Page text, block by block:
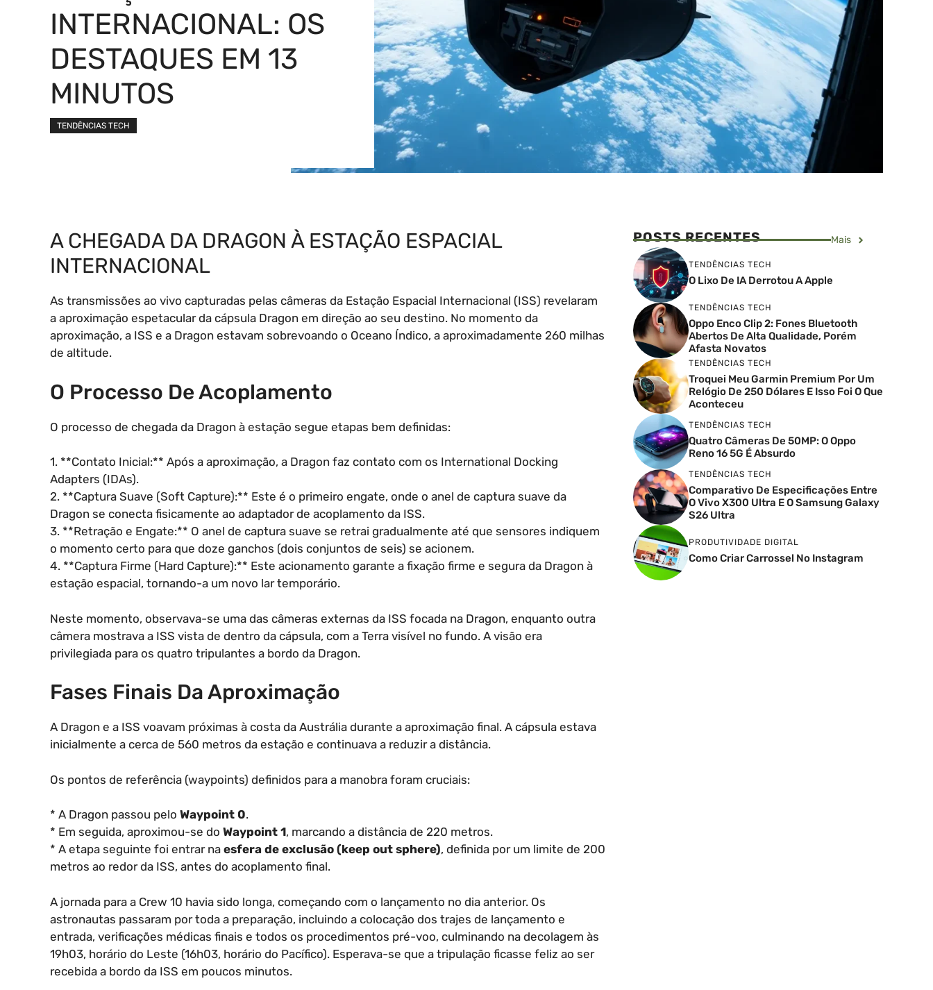
INTERNACIONAL: OS
DESTAQUES EM 13
MINUTOS
TENDÊNCIAS TECH
A CHEGADA DA DRAGON À ESTAÇÃO ESPACIAL
INTERNACIONAL
As transmissões ao vivo capturadas pelas câmeras da Estação Espacial Internacional (ISS) revelaram
a aproximação espetacular da cápsula Dragon em direção ao seu destino. No momento da
aproximação, a ISS e a Dragon estavam sobrevoando o Oceano Índico, a aproximadamente 260 milhas
de altitude.
O Processo De Acoplamento
O processo de chegada da Dragon à estação segue etapas bem definidas:
1. **Contato Inicial:** Após a aproximação, a Dragon faz contato com os International Docking
Adapters (IDAs).
2. **Captura Suave (Soft Capture):** Este é o primeiro engate, onde o anel de captura suave da
Dragon se conecta fisicamente ao adaptador de acoplamento da ISS.
3. **Retração e Engate:** O anel de captura suave se retrai gradualmente até que sensores indiquem
o momento certo para que doze ganchos (dois conjuntos de seis) se acionem.
4. **Captura Firme (Hard Capture):** Este acionamento garante a fixação firme e segura da Dragon à
estação espacial, tornando-a um novo lar temporário.
Neste momento, observava-se uma das câmeras externas da ISS focada na Dragon, enquanto outra
câmera mostrava a ISS vista de dentro da cápsula, com a Terra visível no fundo. A visão era
privilegiada para os quatro tripulantes a bordo da Dragon.
Fases Finais Da Aproximação
A Dragon e a ISS voavam próximas à costa da Austrália durante a aproximação final. A cápsula estava
inicialmente a cerca de 560 metros da estação e continuava a reduzir a distância.
Os pontos de referência (waypoints) definidos para a manobra foram cruciais:
* A Dragon passou pelo Waypoint 0.
* Em seguida, aproximou-se do Waypoint 1, marcando a distância de 220 metros.
* A etapa seguinte foi entrar na esfera de exclusão (keep out sphere), definida por um limite de 200
metros ao redor da ISS, antes do acoplamento final.
A jornada para a Crew 10 havia sido longa, começando com o lançamento no dia anterior. Os
astronautas passaram por toda a preparação, incluindo a colocação dos trajes de lançamento e
entrada, verificações médicas finais e todos os procedimentos pré-voo, culminando na decolagem às
19h03, horário do Leste (16h03, horário do Pacífico). Esperava-se que a tripulação ficasse feliz ao ser
recebida a bordo da ISS em poucos minutos.
POSTS RECENTES Mais
TENDÊNCIAS TECH
O Lixo De IA Derrotou A Apple
TENDÊNCIAS TECH
Oppo Enco Clip 2: Fones Bluetooth
Abertos De Alta Qualidade, Porém
Afasta Novatos
TENDÊNCIAS TECH
Troquei Meu Garmin Premium Por Um
Relógio De 250 Dólares E Isso Foi O Que
Aconteceu
TENDÊNCIAS TECH
Quatro Câmeras De 50MP: O Oppo
Reno 16 5G É Absurdo
TENDÊNCIAS TECH
Comparativo De Especificações Entre
O Vivo X300 Ultra E O Samsung Galaxy
S26 Ultra
PRODUTIVIDADE DIGITAL
Como Criar Carrossel No Instagram